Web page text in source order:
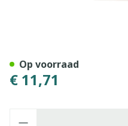
€ 11,71
Op voorraad